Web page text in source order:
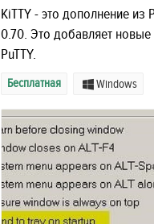
KiTTY - это дополнение из
0.70. Это добавляет
PuTTY.
Бесплатная Windows